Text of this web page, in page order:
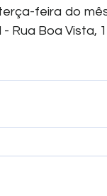
feira do
Rua Boa Vista,